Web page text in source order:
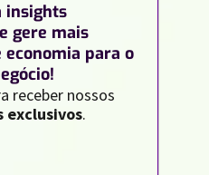
insights
gere mais
para o
receber nossos
exclusivos.